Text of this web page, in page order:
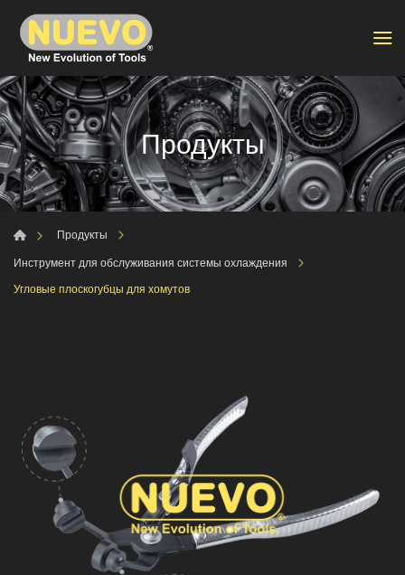
Продукты
Продукты
Инструмент для обслуживания системы охлаждения
Угловые плоскогубцы для хомутов